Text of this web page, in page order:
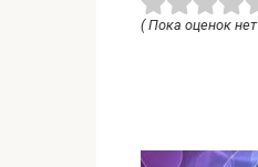
( Пока оценок